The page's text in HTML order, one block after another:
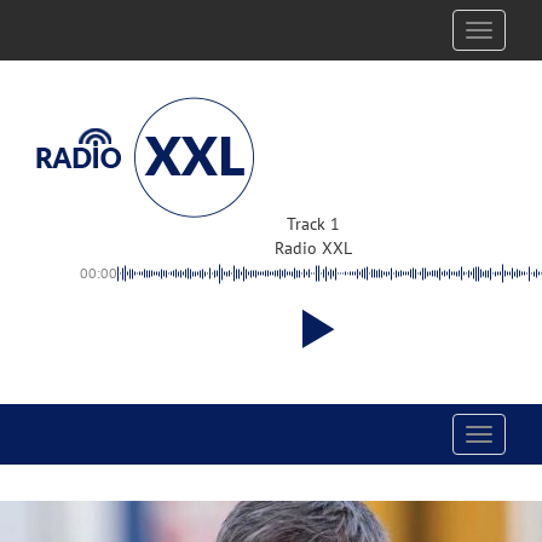
Toggle
Track 1
Radio XXL
00:00
Toggle